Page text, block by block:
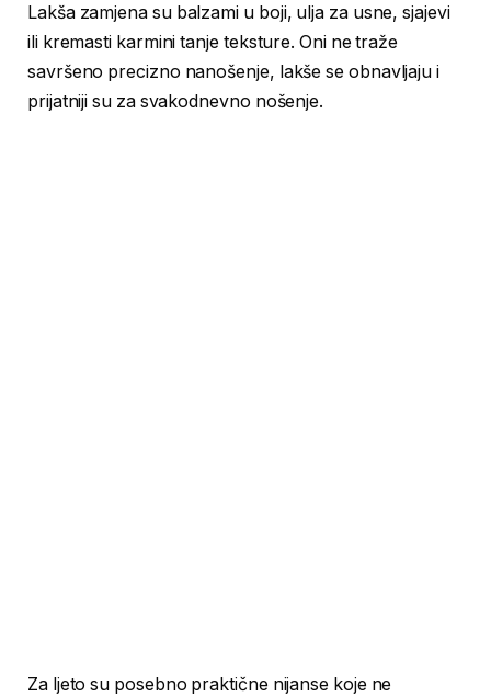
Lakša zamjena su balzami u boji, ulja za usne, sjajevi
ili kremasti karmini tanje teksture. Oni ne traže
savršeno precizno nanošenje, lakše se obnavljaju i
prijatniji su za svakodnevno nošenje.
Za ljeto su posebno praktične nijanse koje ne